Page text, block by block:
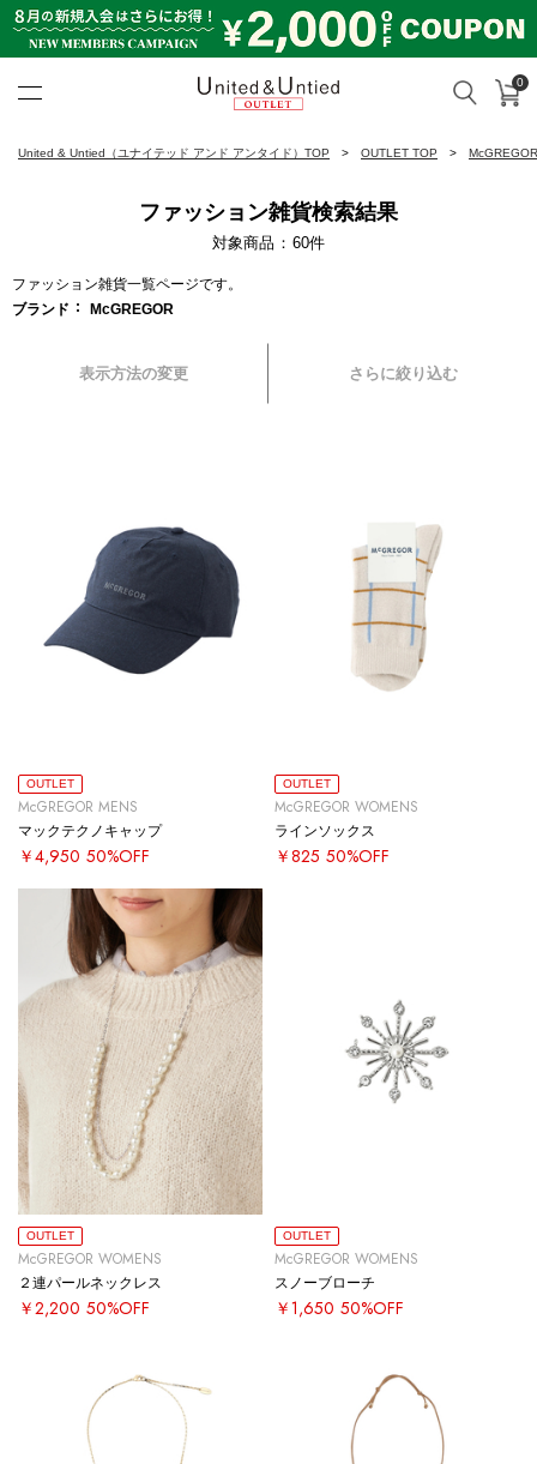
検索 カ
0
United & Untied（ユナイテッド アンド アンタイド）TOP OUTLET TOP
ファッション雑貨検索結果
対象商品 60件
ファッション雑貨一覧ページです。
ブランド
McGREGOR
表示方法の変更 さらに絞り込む
OUTLET
McGREGOR MENS
マックテクノキャップ
￥4,950 50%OFF
OUTLET
McGREGOR WOMENS
ラインソックス
￥825 50%OFF
OUTLET
McGREGOR WOMENS
２連パールネックレス
￥2,200 50%OFF
OUTLET
McGREGOR WOMENS
スノーブローチ
￥1,650 50%OFF